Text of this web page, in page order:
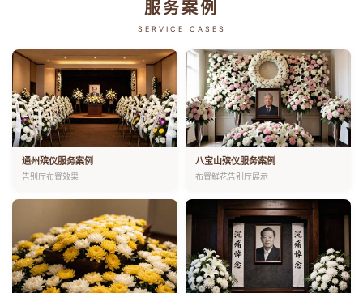
服务案例
SERVICE CASES
通州殡仪服务案例
告别厅布置效果
八宝山殡仪服务案例
布置鲜花告别厅展示